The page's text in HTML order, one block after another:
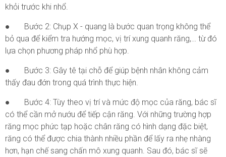
khỏi trước khi nhổ.
● Bước 2: Chụp X - quang là bước quan trọng không thể
bỏ qua để kiểm tra hướng mọc, vị trí xung quanh răng,… từ đó
lựa chọn phương pháp nhổ phù hợp.
● Bước 3: Gây tê tại chỗ để giúp bệnh nhân không cảm
thấy đau đớn trong quá trình thực hiện.
● Bước 4: Tùy theo vị trí và mức độ mọc của răng, bác sĩ
có thể cần mở nướu để tiếp cận răng. Với những trường hợp
răng mọc phức tạp hoặc chân răng có hình dạng đặc biệt,
răng có thể được chia thành nhiều phần để lấy ra nhẹ nhàng
hơn, hạn chế sang chấn mô xung quanh. Sau đó, bác sĩ sẽ